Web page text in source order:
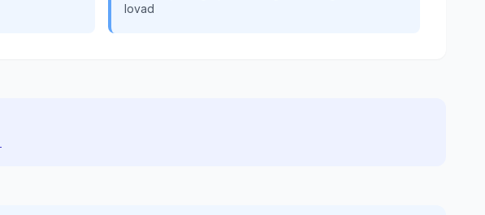
lovad